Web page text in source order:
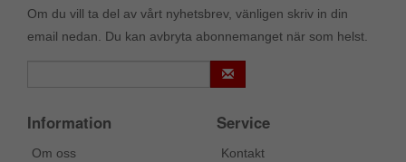
Om du vill ta del av vårt nyhetsbrev, vänligen skriv in din
email nedan. Du kan avbryta abonnemanget när som helst.
Information
Om oss
Service
Kontakt